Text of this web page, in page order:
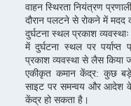
वाहन स्थिरता नियंत्रण
दौरान पलटने से रोकने में मदद
दुर्घटना स्थल प्रकाश
में दुर्घटना स्थल पर
प्रकाश व्यवस्था से लैस किया
एकीकृत कमान केंद्र: कुछ
साइट पर समन्वय और आदेश
केंद्र हो सकता है।